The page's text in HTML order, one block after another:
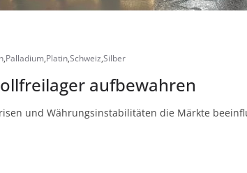
,Palladium,Platin,Schweiz,Silber
aufbewahren
und Währungsinstabilitäten die Märkte